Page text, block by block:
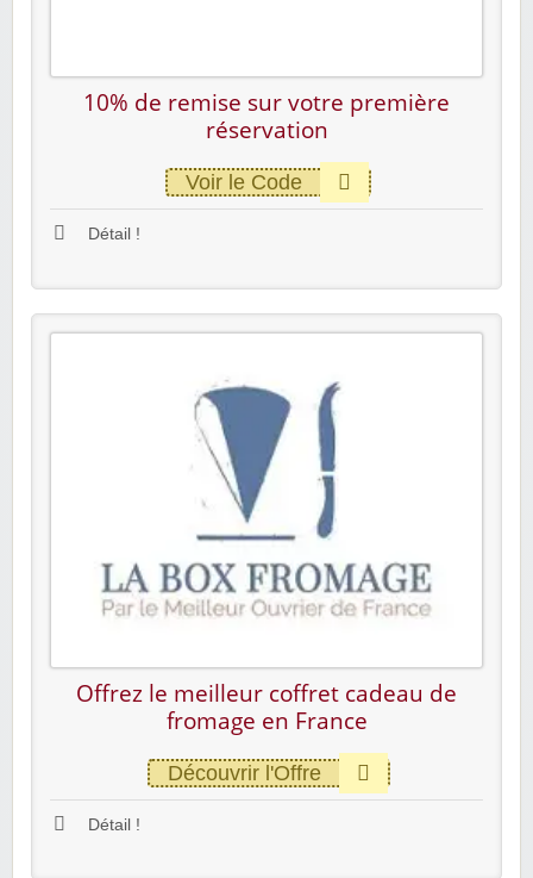
10% de remise sur votre première
réservation
Voir le Code
Détail !
Offrez le meilleur coffret cadeau de
fromage en France
Découvrir l'Offre
Détail !